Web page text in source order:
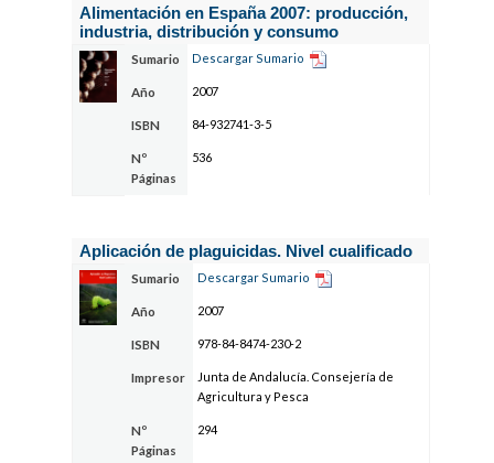
Alimentación en España 2007: producción,
industria, distribución y consumo
Sumario Descargar Sumario
Año 2007
ISBN 84-932741-3-5
Nº
Páginas
536
Aplicación de plaguicidas. Nivel cualificado
Sumario Descargar Sumario
Año 2007
ISBN 978-84-8474-230-2
Impresor
Junta de Andalucía. Consejería de
Agricultura y Pesca
Nº
Páginas
294